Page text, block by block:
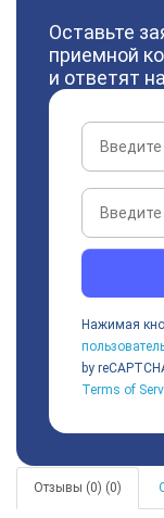
Оставьте
приемной
и ответят
Нажимая
by
Terms of
Отзывы (0) (0)